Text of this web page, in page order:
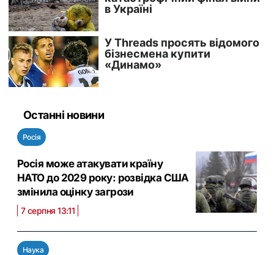
Останні новини
Росія
Росія може атакувати країну
НАТО до 2029 року: розвідка США
змінила оцінку загрози
7 серпня 13:11
Наука